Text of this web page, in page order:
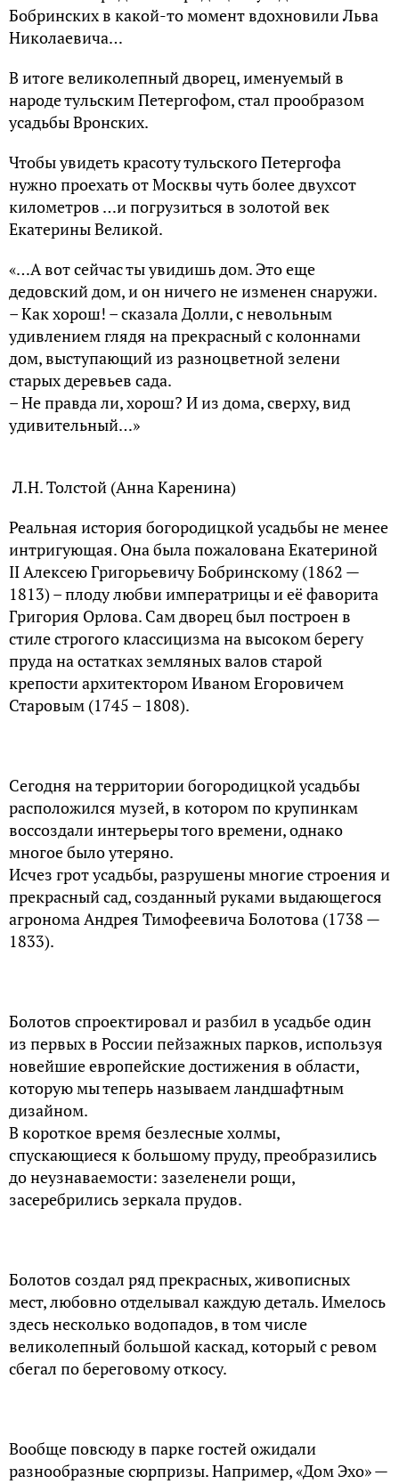
Бобринских в какой-то момент вдохновили Льва
Николаевича…
В итоге великолепный дворец, именуемый в
народе тульским Петергофом, стал прообразом
усадьбы Вронских.
Чтобы увидеть красоту тульского Петергофа
нужно проехать от Москвы чуть более двухсот
километров …и погрузиться в золотой век
Екатерины Великой.
«…А вот сейчас ты увидишь дом. Это еще
дедовский дом, и он ничего не изменен снаружи.
– Как хорош! – сказала Долли, с невольным
удивлением глядя на прекрасный с колоннами
дом, выступающий из разноцветной зелени
старых деревьев сада.
– Не правда ли, хорош? И из дома, сверху, вид
удивительный…»
Л.Н. Толстой (Анна Каренина)
Реальная история богородицкой усадьбы не менее
интригующая. Она была пожалована Екатериной
II Алексею Григорьевичу Бобринскому (1862 —
1813) – плоду любви императрицы и её фаворита
Григория Орлова. Сам дворец был построен в
стиле строгого классицизма на высоком берегу
пруда на остатках земляных валов старой
крепости архитектором Иваном Егоровичем
Старовым (1745 – 1808).
Сегодня на территории богородицкой усадьбы
расположился музей, в котором по крупинкам
воссоздали интерьеры того времени, однако
многое было утеряно.
Исчез грот усадьбы, разрушены многие строения и
прекрасный сад, созданный руками выдающегося
агронома Андрея Тимофеевича Болотова (1738 —
1833).
Болотов спроектировал и разбил в усадьбе один
из первых в России пейзажных парков, используя
новейшие европейские достижения в области,
которую мы теперь называем ландшафтным
дизайном.
В короткое время безлесные холмы,
спускающиеся к большому пруду, преобразились
до неузнаваемости: зазеленели рощи,
засеребрились зеркала прудов.
Болотов создал ряд прекрасных, живописных
мест, любовно отделывал каждую деталь. Имелось
здесь несколько водопадов, в том числе
великолепный большой каскад, который с ревом
сбегал по береговому откосу.
Вообще повсюду в парке гостей ожидали
разнообразные сюрпризы. Например, «Дом Эхо» —